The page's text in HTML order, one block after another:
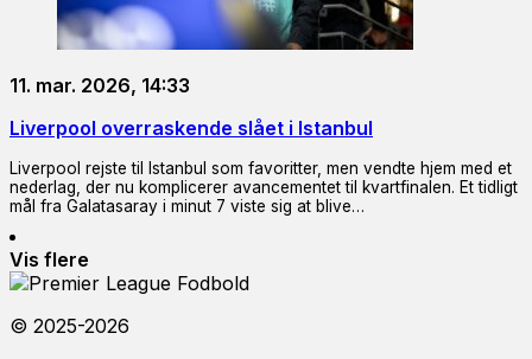
11. mar. 2026, 14:33
Liverpool overraskende slået i Istanbul
Liverpool rejste til Istanbul som favoritter, men vendte hjem med et
nederlag, der nu komplicerer avancementet til kvartfinalen. Et tidligt
mål fra Galatasaray i minut 7 viste sig at blive…
Vis flere
© 2025-2026